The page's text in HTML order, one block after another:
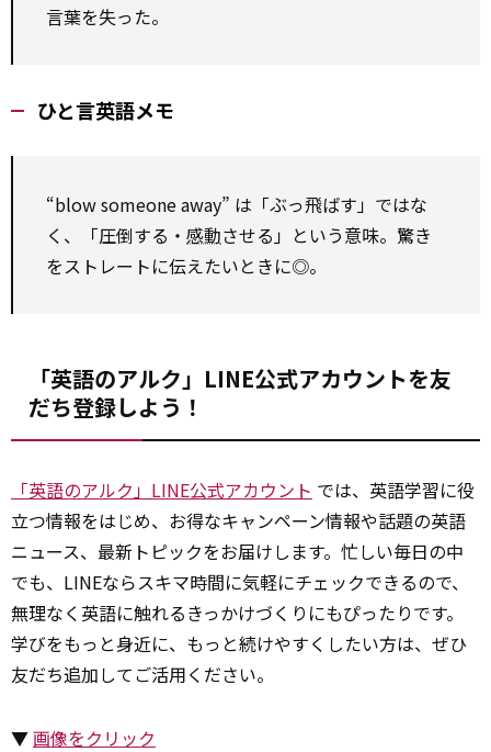
言葉を失った。
ひと言英語メモ
“blow someone away” は「ぶっ飛ばす」ではな
く、「圧倒する・ 感動させる」という意味。驚き
をストレートに伝えたいときに◎。
「英語のアルク」LINE公式アカウントを友
だち登録しよう！
「英語のアルク」LINE公式アカウント では、英語学習に役
立つ情報をはじめ、お得なキャンペーン情報や話題の英語
ニュース、最新トピックをお届けします。忙しい毎日の中
でも、LINEならスキマ時間に気軽にチェックできるので、
無理なく英語に触れるきっかけづくりにもぴったりです。
学びをもっと身近に、もっと続けやすくしたい方は、ぜひ
友だち追加してご活用ください。
▼画像をクリック